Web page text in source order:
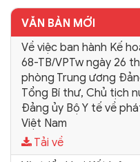
VĂN BẢN MỚI
Về việc ban hành Kế
68-TB/VPTw ngày 26
phòng Trung ương
Tổng Bí thư, Chủ tịch
Đảng ủy Bộ Y tế về
Việt Nam
Tải về